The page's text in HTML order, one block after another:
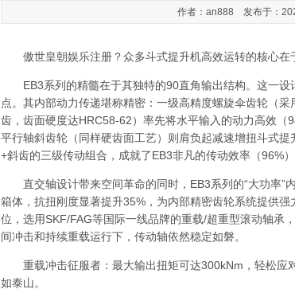
作者：an888 发布于：
傲世皇朝娱乐注册 ？众多斗式提升机高效运转的核心在
EB3系列的精髓在于其独特的90直角输出结构。这一设
点。其内部动力传递堪称精密：一级高精度螺旋伞齿轮（
齿，齿面硬度达HRC58-62）率先将水平输入的动力高效（
平行轴斜齿轮（同样硬齿面工艺）则肩负起减速增扭斗式
+斜齿的三级传动组合，成就了EB3非凡的传动效率（96%
直交轴设计带来空间革命的同时，EB3系列的“大功率”
箱体，抗扭刚度显著提升35%，为内部精密齿轮系统提供
位，选用SKF/FAG等国际一线品牌的重载/超重型滚动轴承
间冲击和持续重载运行下，传动轴依然稳定如磐。
重载冲击征服者：最大输出扭矩可达300kNm，轻松应
如泰山。